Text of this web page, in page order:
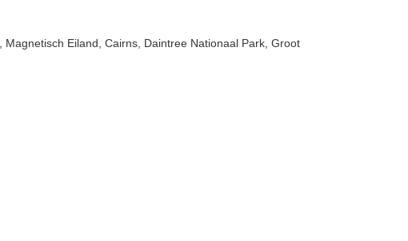
, Magnetisch Eiland , Cairns , Daintree Nationaal Park , Groot